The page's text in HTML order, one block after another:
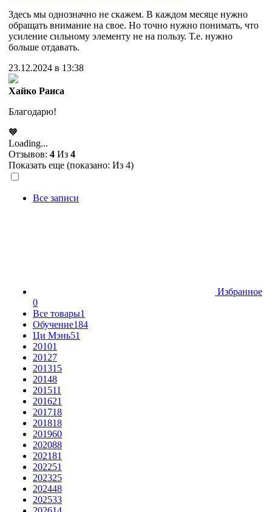
Здесь мы однозначно не скажем. В каждом месяце нужно
обращать внимание на свое. Но точно нужно понимать, что
усиление сильному элементу не на пользу. Т.е. нужно
больше отдавать.
23.12.2024 в 13:38
Хайко Раиса
Благодарю!
🧡
Loading...
Отзывов: 4 Из 4
Показать еще (показано: Из 4)
Все записи
Избранное
0
Все товары1
Обучение184
Ци Мэнь51
20101
20127
201315
20148
201511
201621
201718
201818
201960
202088
202181
202251
202325
202448
202533